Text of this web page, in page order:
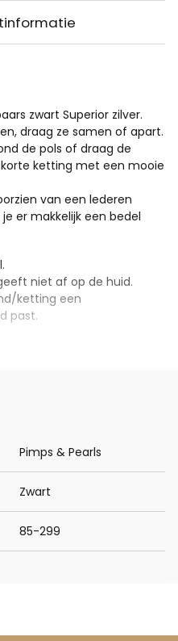
zwart Superior zilver.
draag ze samen of apart.
de pols of draag de
ketting met een mooie
van een lederen
er makkelijk een bedel
niet af op de huid.
ketting een
past.
delen, beide met een
Pimps & Pearls
Zwart
85-299